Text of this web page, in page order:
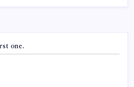
one.